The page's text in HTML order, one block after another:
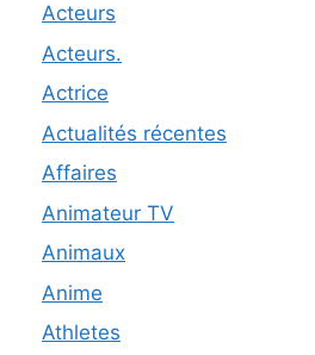
Acteurs
Acteurs.
Actrice
Actualités récentes
Affaires
Animateur TV
Animaux
Anime
Athletes